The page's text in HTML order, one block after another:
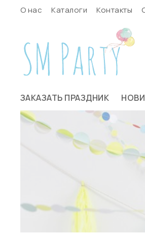
О нас Каталоги Контакты
ЗАКАЗАТЬ ПРАЗДНИК